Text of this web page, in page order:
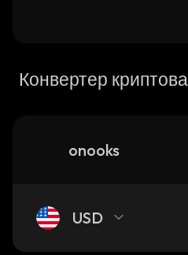
Конвертер
onooks
USD